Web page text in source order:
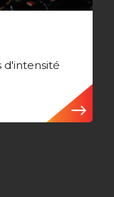
d'intensité